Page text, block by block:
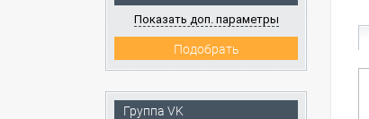
Показать доп. параметры
Группа VK